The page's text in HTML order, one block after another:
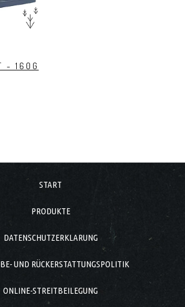
- 160G
START
PRODUKTE
DATENSCHUTZERKLARUNG
UND RÜCKERSTATTUNGSPOLITIK
ONLINE-STREITBEILEGUNG